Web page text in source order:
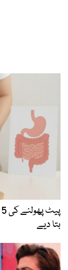
بتا دیے